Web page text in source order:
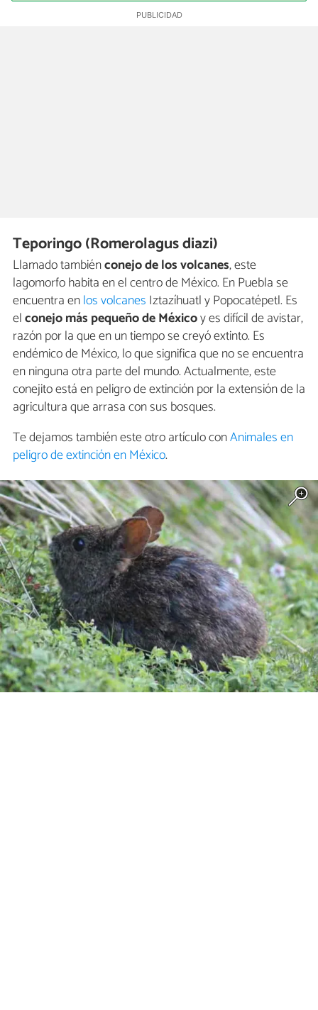
Teporingo (Romerolagus diazi)
Llamado tambiénconejo de los volcanes, este
lagomorfo habita en el centro de México. En Puebla se
encuentra enlos volcanes Iztazíhuatl y Popocatépetl. Es
elconejo más pequeño de Méxicoy es difícil de avistar,
razón por la que en un tiempo se creyó extinto. Es
endémico de México, lo que significa que no se encuentra
en ninguna otra parte del mundo. Actualmente, este
conejito está en peligro de extinción por la extensión de la
agricultura que arrasa con sus bosques.
Te dejamos también este otro artículo conAnimales en
peligro de extinción en México.